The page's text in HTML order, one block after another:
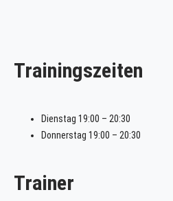
Trainingszeiten
Dienstag 19:00 – 20:30
Donnerstag 19:00 – 20:30
Trainer